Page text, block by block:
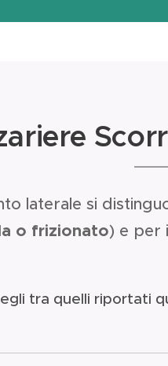
laterale si
o frizionato) e per
tra quelli riportati